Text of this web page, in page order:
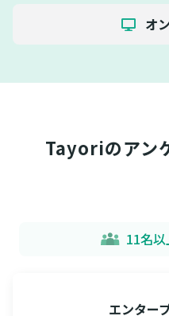
オ
Tayoriのアン
11名以
エンター